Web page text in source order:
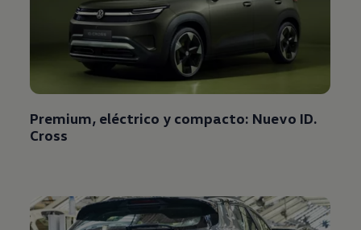
Premium, eléctrico y compacto: Nuevo ID.
Cross